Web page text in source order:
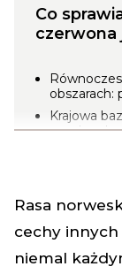
Rasa
cechy innych
niemal
Co
czerwona
obszarach:
Krajowa
chorób,
ponad 40
świetnych
produkcji